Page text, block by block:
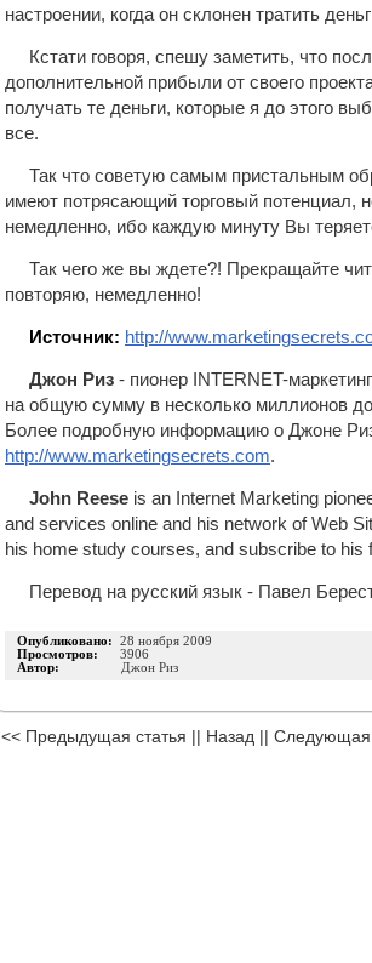
настроении, когда он склонен тратить
Кстати говоря, спешу заметить, что
дополнительной прибыли от своего
получать те деньги, которые я до этого
все.
Так что советую самым пристальным
имеют потрясающий торговый потенциал,
немедленно, ибо каждую минуту Вы
Так чего же вы ждете?! Прекращайте
повторяю, немедленно!
Источник: http://
Джон Риз - пионер INTERNET-
на общую сумму в несколько миллионов
Более подробную информацию о Джоне
http://www.marketingsecrets.com.
John Reese is an Internet Marketing
and services online and his network of Web
his home study courses, and subscribe to his
Перевод на русский язык - Павел
Опубликовано: 28 ноября 2009
Просмотров: 3906
Автор:
Джон Риз
<< Предыдущая статья || Назад || Следующая